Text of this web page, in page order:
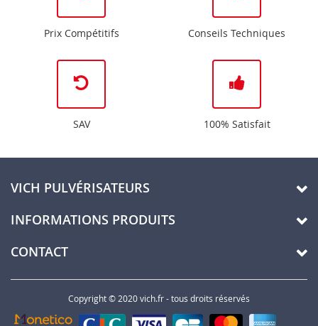
Prix Compétitifs Conseils Techniques
SAV 100% Satisfait
VICH PULVÉRISATEURS
INFORMATIONS PRODUITS
CONTACT
Copyright © 2020 vich.fr - tous droits réservés